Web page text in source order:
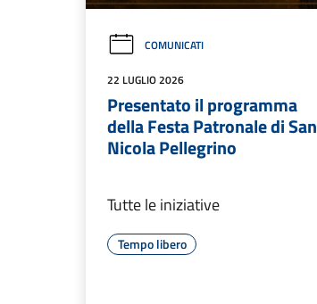
COMUNICATI
22 LUGLIO 2026
Presentato il programma
della Festa Patronale di San
Nicola Pellegrino
Tutte le iniziative
Tempo libero